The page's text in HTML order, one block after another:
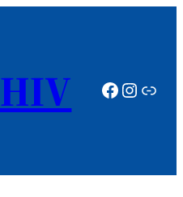
Link